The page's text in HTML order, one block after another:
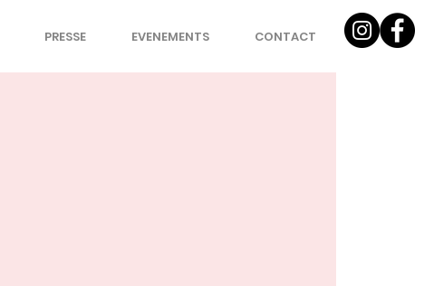
PRESSE EVENEMENTS CONTACT